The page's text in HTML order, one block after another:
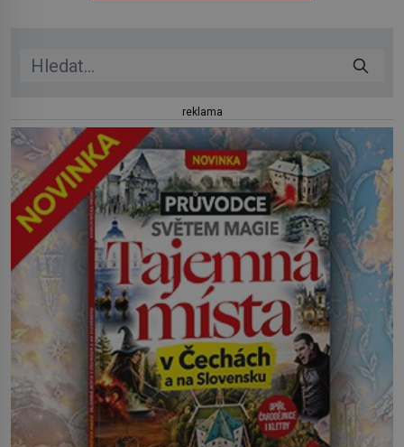
reklama